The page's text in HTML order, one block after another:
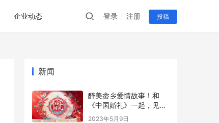
企业动态 登录 注册 投稿
新闻
醉美畲乡爱情故事！和
《中国婚礼》一起，见证
浙江的柔情与火辣
2023年5月9日